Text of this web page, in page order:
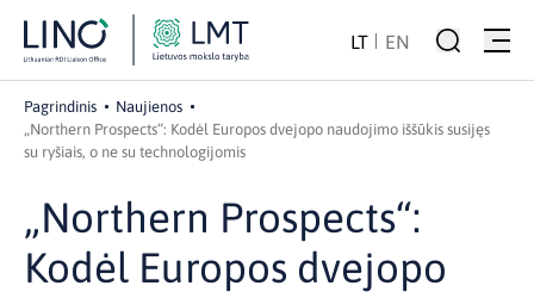
LT EN
Pagrindinis
Naujienos
„Northern Prospects“: Kodėl Europos dvejopo naudojimo iššūkis susijęs
su ryšiais, o ne su technologijomis
„Northern Prospects“:
Kodėl Europos dvejopo